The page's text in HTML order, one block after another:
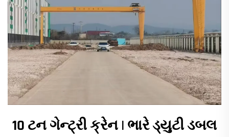
10 ટન ગેન્ટ્રી ક્રેન | ભારે ડ્યુટી ડબલ